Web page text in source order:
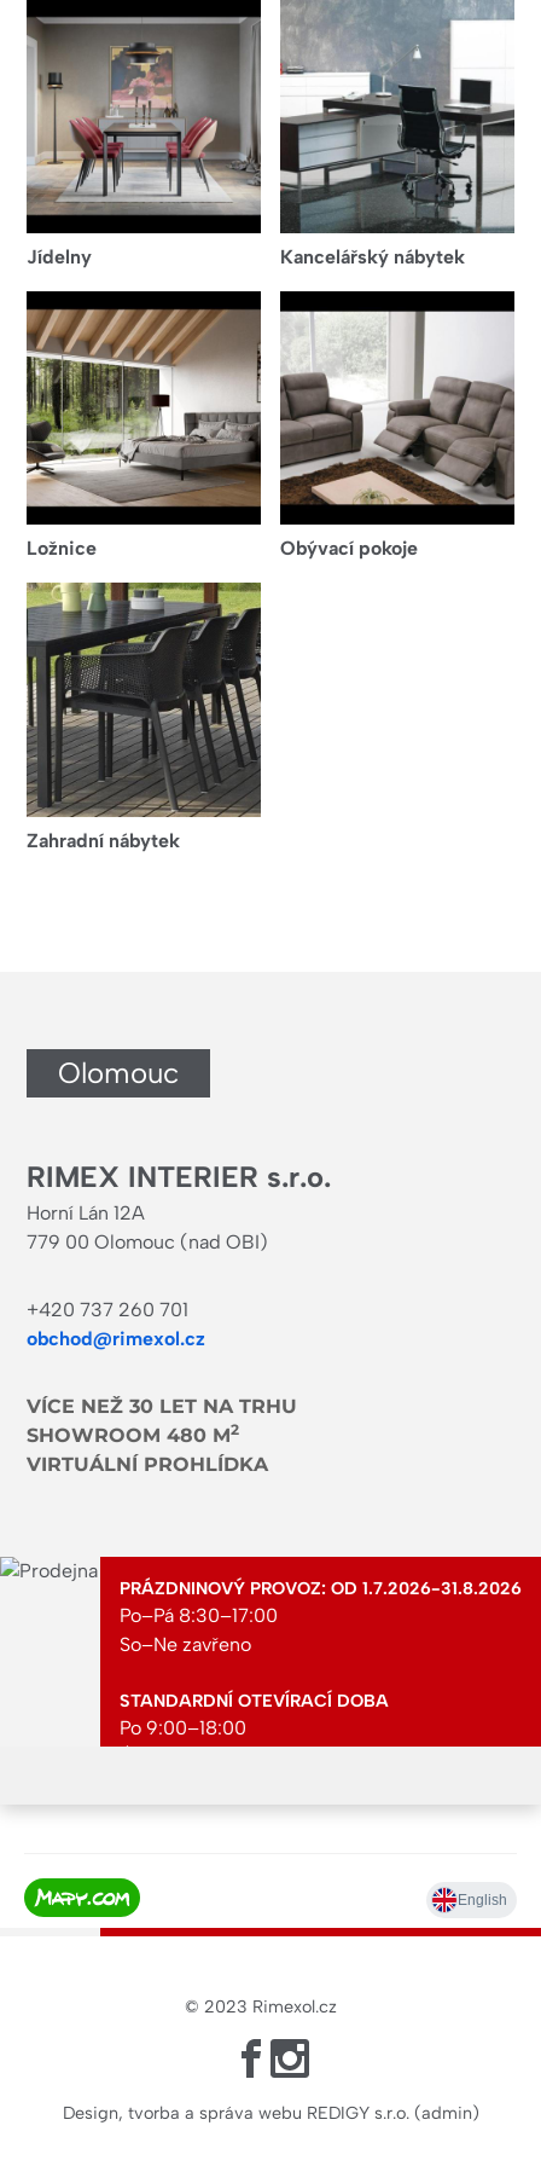
Jídelny Kancelářský nábytek
Ložnice Obývací pokoje
Zahradní nábytek
Olomouc
RIMEX INTERIER s.r.o.
Horní Lán 12A
779 00 Olomouc (nad OBI)
+420 737 260 701
obchod@rimexol.cz
VÍCE NEŽ 30 LET NA TRHU
SHOWROOM 480 M2
VIRTUÁLNÍ PROHLÍDKA
PRÁZDNINOVÝ PROVOZ: OD 1.7.2026-31.8.2026
Po–Pá 8:30–17:00
So–Ne zavřeno
STANDARDNÍ OTEVÍRACÍ DOBA
Po 9:00–18:00
Čt 9:00–18:00
So 9:00–12:00
Ne zavřeno
© 2023 Rimexol.cz
Design, tvorba a správa webu REDIGY s.r.o.(admin)